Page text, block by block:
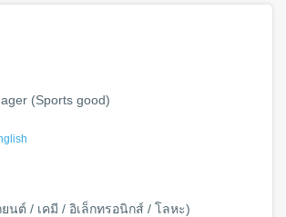
(Sports good)
นต์ / เคมี / อิเล็กทรอนิกส์ / โลหะ)